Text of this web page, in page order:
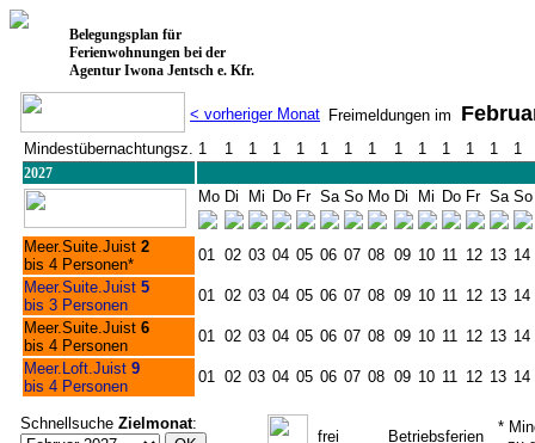
Belegungsplan für
Ferienwohnungen bei der
Agentur Iwona Jentsch e. Kfr.
< vorheriger Monat Freimeldungen im
Mindestübernachtungsz. 1 1 1 1 1 1 1 1 1 1 1 1 1 1
2027
Mo Di Mi Do Fr Sa So Mo Di Mi Do Fr Sa So
Meer.Suite.Juist 2
bis 4 Personen*
01 02 03 04 05 06 07 08 09 10 11 12 13 14
Meer.Suite.Juist 5
bis 3 Personen
01 02 03 04 05 06 07 08 09 10 11 12 13 14
Meer.Suite.Juist 6
bis 4 Personen
01 02 03 04 05 06 07 08 09 10 11 12 13 14
Meer.Loft.Juist 9
bis 4 Personen
01 02 03 04 05 06 07 08 09 10 11 12 13 14
Schnellsuche Zielmonat:
frei Betriebsferien
*